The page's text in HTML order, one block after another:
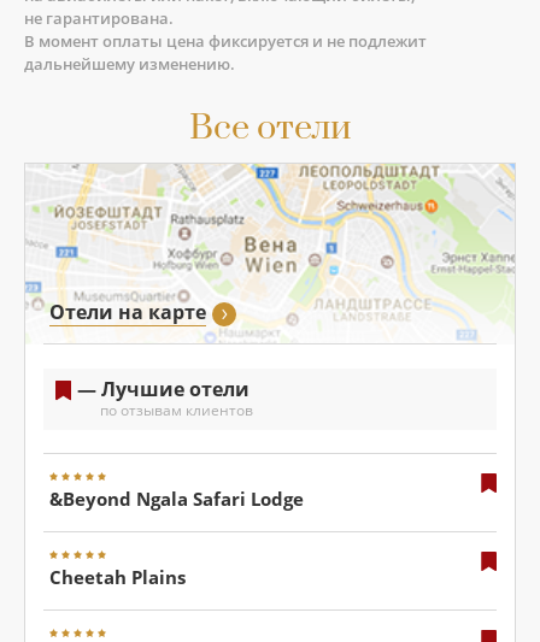
Все отели
Отели на карте
— Лучшие отели
по отзывам клиентов
&Beyond Ngala Safari Lodge
Cheetah Plains
не гарантирована.
В момент оплаты цена фиксируется и не подлежит
дальнейшему изменению.